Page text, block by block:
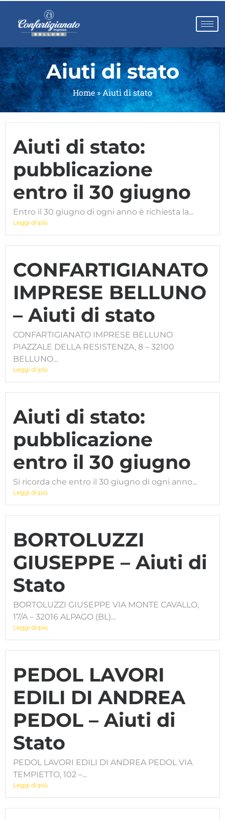
Aiuti di stato
Home»Aiuti di stato
Aiuti di stato:
pubblicazione
entro il 30 giugno
Entro il 30 giugno di ogni anno è richiesta la...
Leggi di più
CONFARTIGIANATO
IMPRESE BELLUNO
– Aiuti di stato
CONFARTIGIANATO IMPRESE BELLUNO
PIAZZALE DELLA RESISTENZA, 8 – 32100
BELLUNO...
Leggi di più
Aiuti di stato:
pubblicazione
entro il 30 giugno
Si ricorda che entro il 30 giugno di ogni anno...
Leggi di più
BORTOLUZZI
GIUSEPPE – Aiuti di
Stato
BORTOLUZZI GIUSEPPE VIA MONTE CAVALLO,
17/A – 32016 ALPAGO (BL)...
Leggi di più
PEDOL LAVORI
EDILI DI ANDREA
PEDOL – Aiuti di
Stato
PEDOL LAVORI EDILI DI ANDREA PEDOL VIA
TEMPIETTO, 102 –...
Leggi di più